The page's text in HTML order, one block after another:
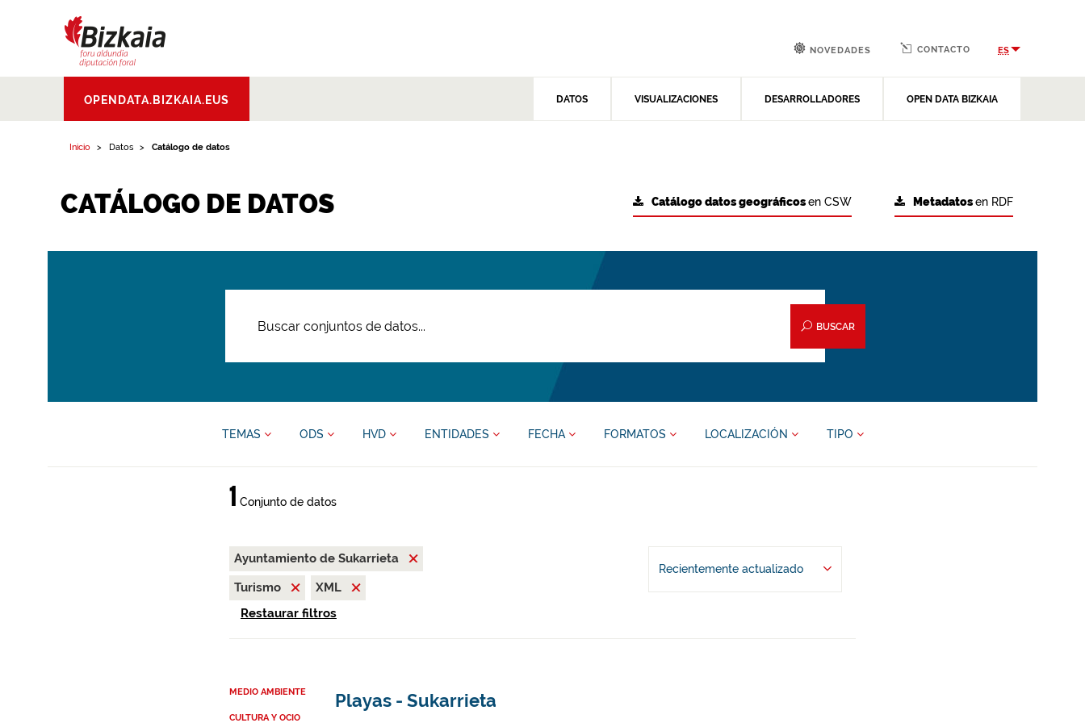
Aldundia.Diputacion
Foral de Bizkaia
OPENDATA.BIZKAIA.EUS DATOS VISUALIZACIONES DESARROLLADORES OPEN DATA BIZKAIA
NOVEDADES CONTACTO ES
Inicio Datos Catálogo de datos
CATÁLOGO DE DATOS Metadatosen RDF
Catálogo datos geográficosen CSW
BUSCAR
TEMAS ODS HVD ENTIDADES FECHA FORMATOS LOCALIZACIÓN TIPO
1 Conjunto de datos
Ayuntamiento de Sukarrieta
Turismo
XML
Restaurar filtros
Recientemente actualizado
MEDIO AMBIENTE
CULTURA Y OCIO
Playas - Sukarrieta